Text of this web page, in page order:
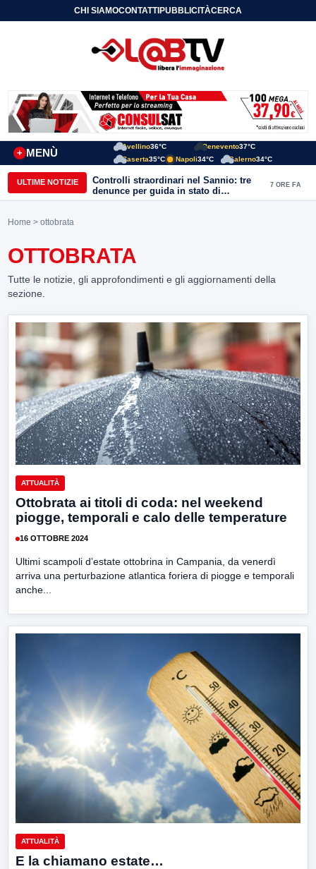
CHI SIAMOCONTATTIPUBBLICITÀCERCA
MENÙ
+
Avellino36°C Benevento37°C
Caserta35°C Napoli34°C Salerno34°C
ULTIME NOTIZIE
Controlli straordinari nel Sannio: tre
denunce per guida in stato di
ebbrezza, un arresto e 1.500 kg di
7 ORE FA
Home > ottobrata
OTTOBRATA
Tutte le notizie, gli approfondimenti e gli aggiornamenti della
sezione.
ATTUALITÀ
Ottobrata ai titoli di coda: nel weekend
piogge, temporali e calo delle temperature
16 OTTOBRE 2024
Ultimi scampoli d’estate ottobrina in Campania, da venerdì
arriva una perturbazione atlantica foriera di piogge e temporali
anche...
ATTUALITÀ
E la chiamano estate…